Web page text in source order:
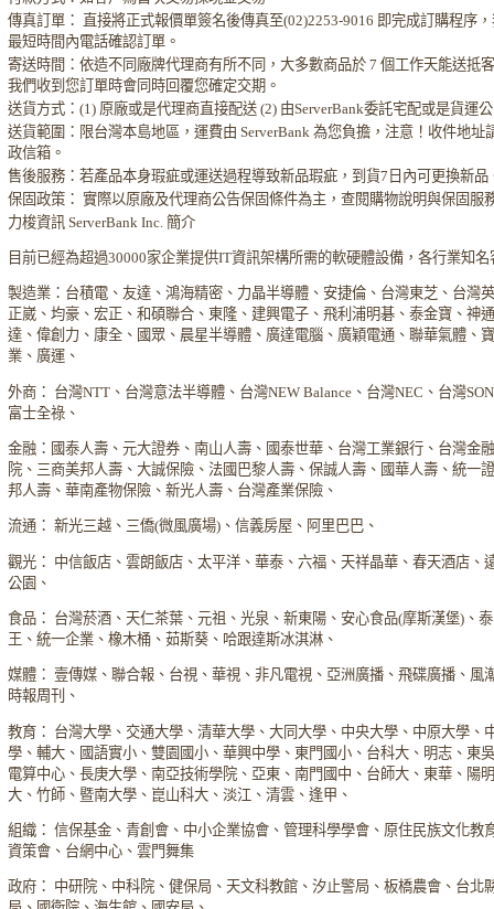
傳真訂單： 直接將正式報價單簽名後傳真至(02)2253-9016 即完成訂購程序
最短時間內電話確認訂單。
寄送時間：依造不同廠牌代理商有所不同，大多數商品於 7 個工作天能送抵
我們收到您訂單時會同時回覆您確定交期。
送貨方式：(1) 原廠或是代理商直接配送 (2) 由ServerBank委託宅配或是貨運
送貨範圍：限台灣本島地區，運費由 ServerBank 為您負擔，注意！收件地址
政信箱。
售後服務：若產品本身瑕疵或運送過程導致新品瑕疵，到貨7日內可更換新品
保固政策： 實際以原廠及代理商公告保固條件為主，查閱購物說明與保固服
力梭資訊 ServerBank Inc. 簡介
目前已經為超過30000家企業提供IT資訊架構所需的軟硬體設備，各行業知名
製造業：台積電、友達、鴻海精密、力晶半導體、安捷倫、台灣東芝、台灣
正崴、均豪、宏正、和碩聯合、東隆、建興電子、飛利浦明碁、泰金寶、神
達、偉創力、康全、國眾、晨星半導體、廣達電腦、廣穎電通、聯華氣體、
業、廣運、
外商： 台灣NTT、台灣意法半導體、台灣NEW Balance、台灣NEC、台灣
富士全祿、
金融：國泰人壽、元大證券、南山人壽、國泰世華、台灣工業銀行、台灣金
院、三商美邦人壽、大誠保險、法國巴黎人壽、保誠人壽、國華人壽、統一
邦人壽、華南產物保險、新光人壽、台灣產業保險、
流通： 新光三越、三僑(微風廣場)、信義房屋、阿里巴巴、
觀光： 中信飯店、雲朗飯店、太平洋、華泰、六福、天祥晶華、春天酒店、
公園、
食品： 台灣菸酒、天仁茶葉、元祖、光泉、新東陽、安心食品(摩斯漢堡)、
王、統一企業、橡木桶、茹斯葵、哈跟達斯冰淇淋、
媒體： 壹傳媒、聯合報、台視、華視、非凡電視、亞洲廣播、飛碟廣播、風
時報周刊、
教育： 台灣大學、交通大學、清華大學、大同大學、中央大學、中原大學、
學、輔大、國語實小、雙園國小、華興中學、東門國小、台科大、明志、東
電算中心、長庚大學、南亞技術學院、亞東、南門國中、台師大、東華、陽
大、竹師、暨南大學、崑山科大、淡江、清雲、逢甲、
組織： 信保基金、青創會、中小企業協會、管理科學學會、原住民族文化教
資策會、台網中心、雲門舞集
政府： 中研院、中科院、健保局、天文科教館、汐止警局、板橋農會、台北